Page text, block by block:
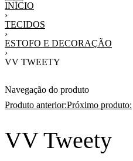
INÍCIO
›
TECIDOS
›
ESTOFO E DECORAÇÃO
›
VV TWEETY
Navegação do produto
Produto anterior:Próximo produto:
VV Tweety